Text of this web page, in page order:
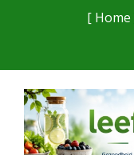
[ Home